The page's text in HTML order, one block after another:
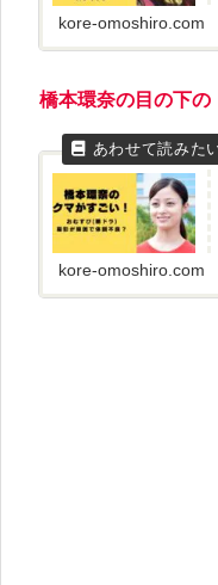
kore-omoshiro.com
橋本環奈の 目の下の
kore-omoshiro.com